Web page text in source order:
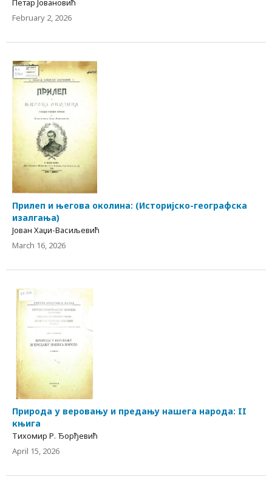
Петар Јовановић
February 2, 2026
Прилеп и његова околина: (Историјско-географска
изалгања)
Јован Хаџи-Васиљевић
March 16, 2026
Природа у веровању и предању нашега народа: II
књига
Тихомир Р. Ђорђевић
April 15, 2026